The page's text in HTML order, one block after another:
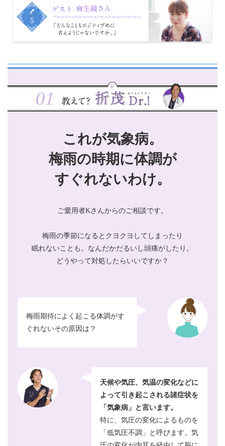
これが気象病。
梅雨の時期に体調が
すぐれないわけ。
ご愛用者Kさんからのご相談です。
梅雨の季節になるとクヨクヨしてしまったり
眠れないことも。なんだかだるいし頭痛がしたり。
どうやって対処したらいいですか？
梅雨期待によく起こる体調がす
ぐれないその原因は？
天候や気圧、気温の変化などに
よって引き起こされる諸症状を
「気象病」と言います。
特に、気圧の変化によるものを
「低気圧不調」と呼びます。気